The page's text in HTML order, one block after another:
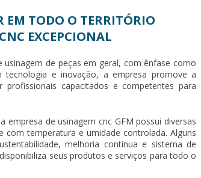
EM TODO O TERRITÓRIO
EXCEPCIONAL
de peças em geral, com ênfase como
tecnologia e inovação, a empresa promove a
capacitados e competentes para
empresa de usinagem cncGFM possui diversas
temperatura e umidade controlada. Alguns
melhoria contínua e sistema de
seus produtos e serviços para todo o